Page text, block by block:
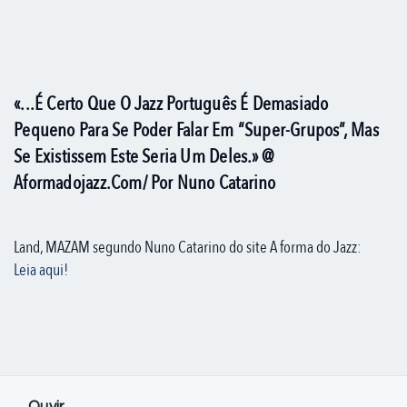
«...É Certo Que O Jazz Português É Demasiado
Pequeno Para Se Poder Falar Em “super-Grupos”, Mas
Se Existissem Este Seria Um Deles.» @
Aformadojazz.com/ Por Nuno Catarino
Land, MAZAM segundo Nuno Catarino do site A forma do Jazz:
Leia aqui!